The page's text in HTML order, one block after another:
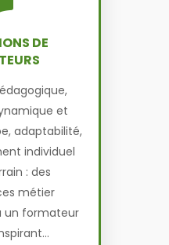
DE
et
adaptabilité,
individuel
: des
métier
un formateur